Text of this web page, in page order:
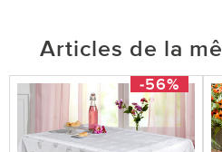
Articles de la
-56%